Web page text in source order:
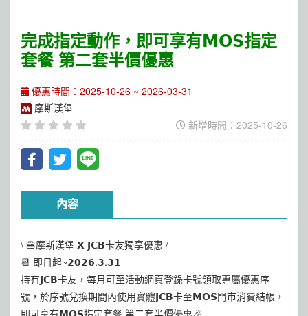
完成指定動作，即可享有𝗠𝗢𝗦指定
套餐 第二套半價優惠
優惠時間：2025-10-26 ~ 2026-03-31
摩斯漢堡
新增時間：2025-10-26
內容
\ 🍔摩斯漢堡 𝗫 𝗝𝗖𝗕卡友獨享優惠 /
📆 即日起~𝟮𝟬𝟮𝟲.𝟯.𝟯𝟭
持有𝗝𝗖𝗕卡友，每月可至活動網頁登錄卡號領取專屬優惠序
號，於序號兌換期間內使用實體𝗝𝗖𝗕卡至𝗠𝗢𝗦門市消費結帳，
即可享有𝗠𝗢𝗦指定套餐 第二套半價優惠🎉